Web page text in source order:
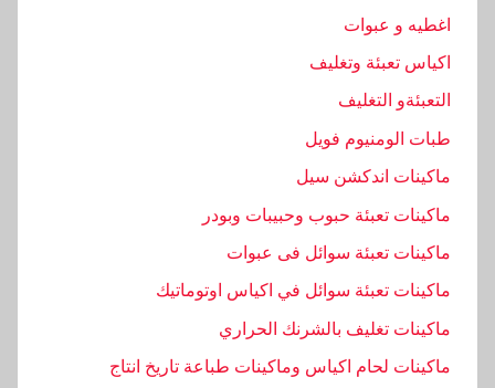
اغطيه و عبوات
اكياس تعبئة وتغليف
التعبئةو التغليف
طبات الومنيوم فويل
ماكينات اندكشن سيل
ماكينات تعبئة حبوب وحبيبات وبودر
ماكينات تعبئة سوائل فى عبوات
ماكينات تعبئة سوائل في اكياس اوتوماتيك
ماكينات تغليف بالشرنك الحراري
ماكينات لحام اكياس وماكينات طباعة تاريخ انتاج